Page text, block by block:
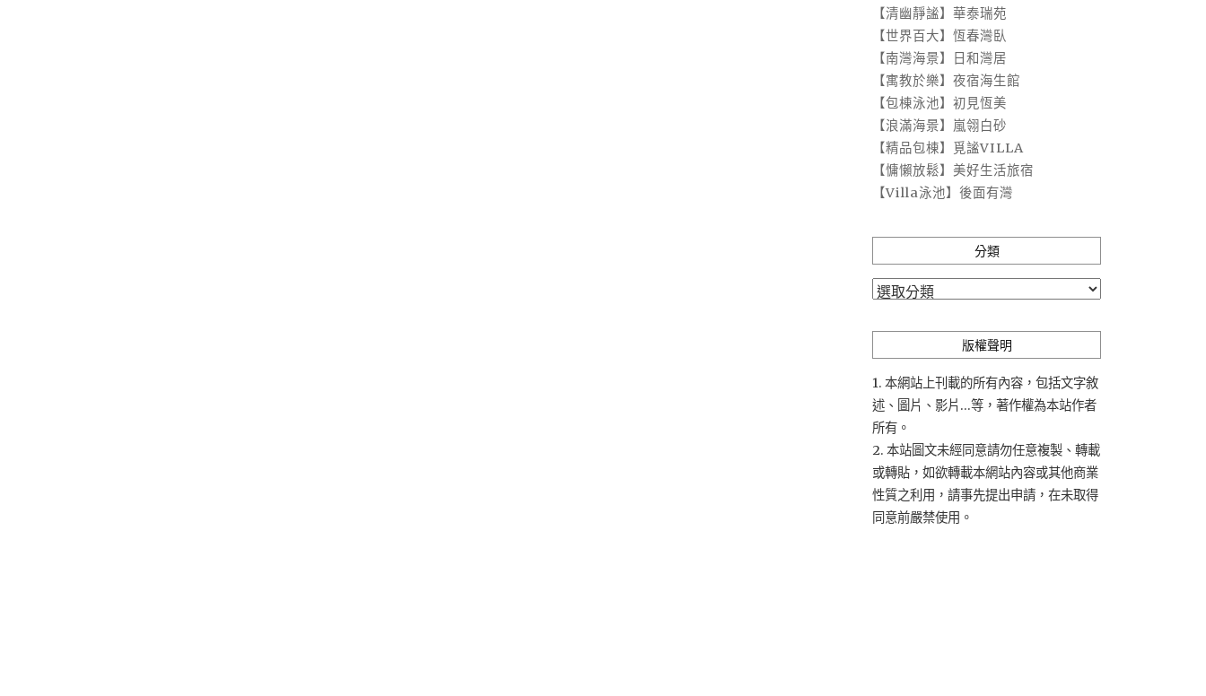
【清幽靜謐】華泰瑞苑
【世界百大】恆春灣臥
【南灣海景】日和灣居
【寓教於樂】夜宿海生館
【包棟泳池】初見恆美
【浪滿海景】嵐翎白砂
【精品包棟】覓謐VILLA
【慵懶放鬆】美好生活旅宿
【Villa泳池】後面有灣
分類
分
版權聲明
1. 本網站上刊載的所有內容，包括文字敘
述、圖片、影片...等，著作權為本站作者
所有。
2. 本站圖文未經同意請勿任意複製、轉載
或轉貼，如欲轉載本網站內容或其他商業
性質之利用，請事先提出申請，在未取得
同意前嚴禁使用。